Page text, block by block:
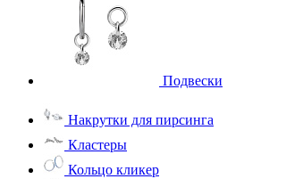
Подвески
Накрутки для пирсинга
Кластеры
Кольцо кликер